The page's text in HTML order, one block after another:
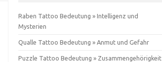
Raben Tattoo Bedeutung » Intelligenz und
Mysterien
Qualle Tattoo Bedeutung » Anmut und Gefahr
Puzzle Tattoo Bedeutung » Zusammengehörigkeit